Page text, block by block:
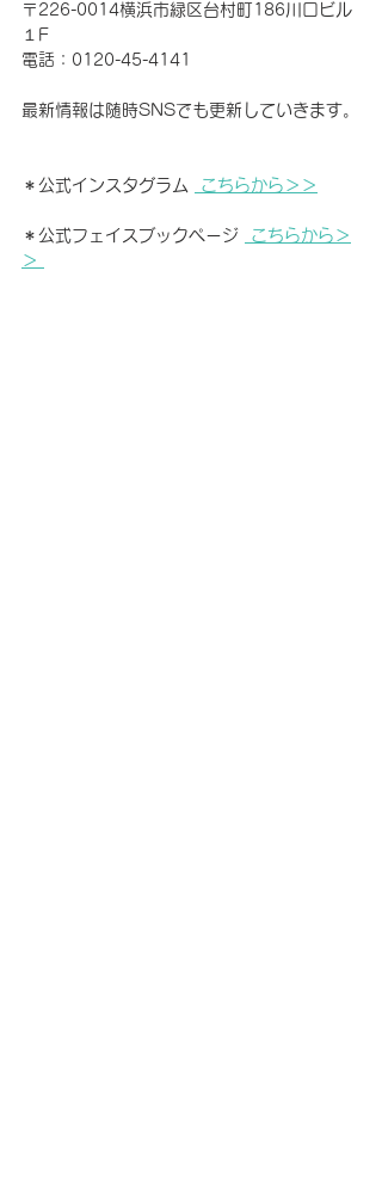
〒226-0014横浜市緑区台村町186川口ビル
１F
電話：0120-45-4141
最新情報は随時SNSでも更新していきます。
＊公式インスタグラム こちらから＞＞
＊公式フェイスブックページ
こちらから＞
＞